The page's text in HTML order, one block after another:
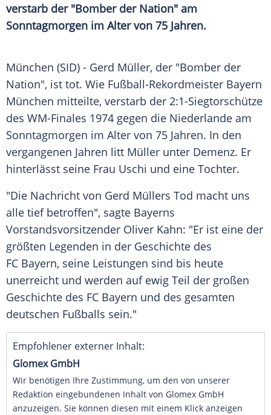
verstarb der "Bomber der Nation" am
Sonntagmorgen im Alter von 75 Jahren.
München (SID) - Gerd Müller, der "Bomber der
Nation", ist tot. Wie Fußball-Rekordmeister Bayern
München mitteilte, verstarb der 2:1-Siegtorschütze
des WM-Finales 1974 gegen die Niederlande am
Sonntagmorgen im Alter von 75 Jahren. In den
vergangenen Jahren litt Müller unter Demenz. Er
hinterlässt seine Frau Uschi und eine Tochter.
"Die Nachricht von Gerd Müllers Tod macht uns
alle tief betroffen", sagte Bayerns
Vorstandsvorsitzender Oliver Kahn: "Er ist eine der
größten Legenden in der Geschichte des
FC Bayern, seine Leistungen sind bis heute
unerreicht und werden auf ewig Teil der großen
Geschichte des FC Bayern und des gesamten
deutschen Fußballs sein."
Empfohlener externer Inhalt:
Glomex GmbH
Wir benötigen Ihre Zustimmung, um den von unserer
Redaktion eingebundenen Inhalt von Glomex GmbH
anzuzeigen. Sie können diesen mit einem Klick anzeigen